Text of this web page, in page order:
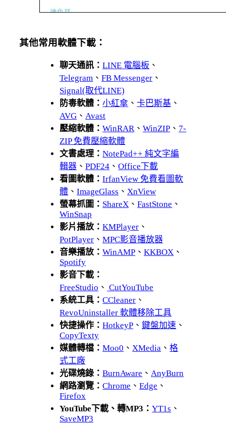
其他常用軟體下載：
聊天通訊：LINE 電腦板 、
Telegram 、FB Messenger 、
Signal(取代LINE)
防毒軟體：小紅傘 、卡巴斯基 、
AVG 、 Avast
壓縮軟體：WinRAR 、WinZIP 、 7-
ZIP 免費壓縮軟體
文書處理：NotePad++ 純文字編
輯器 、PDF24 、Office下載
看圖軟體：IrfanView 免費看圖軟
體 、ImageGlass 、 XnView
螢幕抓圖： ShareX 、FastStone 、
WinSnap
影片播放：KMPlayer 、
PotPlayer 、MPC影音播放器
音樂播放：WinAMP 、KKBOX 、
Spotify
影音下載：
FreeStudio 、 CutYouTube
系統工具：CCleaner 、
RevoUninstaller 軟體移除工具
快捷操作：HotkeyP 、鍵盤加速 、
CopyTexty
媒體轉檔：Moo0 、 XMedia 、格
式工廠
光碟燒錄：BurnAware 、 AnyBurn
網路瀏覽：Chrome 、Edge 、
Firefox
YouTube下載、轉MP3：YT1s 、
SaveMP3